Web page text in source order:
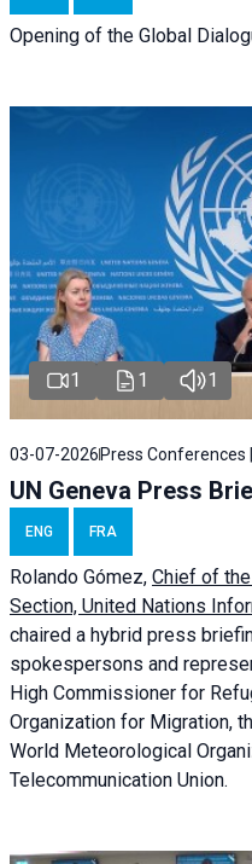
Opening of the Global
1 1 1
03-07-2026 Press Conferences |
UN Geneva Press
ENG FRA
Rolando Gómez, Chief of
Section, United Nations
chaired a hybrid press
spokespersons and
High Commissioner for
Organization for Migration,
World Meteorological
Telecommunication Union.